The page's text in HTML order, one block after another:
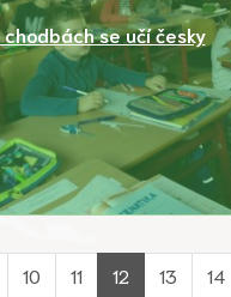
chodbách se učí česky
10 11 12 13 14